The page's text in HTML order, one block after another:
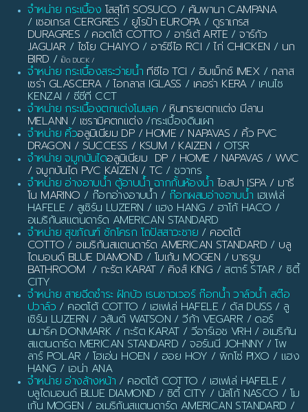
จำหน่าย กระเบื้อง โสสุโก้ SOSUCO / คัมพานา CAMPANA
/ เซอเกรส CERGRES / ยูโรป้า EUROPA/ ดูราเกรส
DURAGRES / คอตโต้ COTTO / อาร์เต้ ARTE /จาร์กัว
JAGUAR / ไชโย CHAIYO / อาร์ซีไอ RCI /ไก่ CHICKEN / นก
BIRD / เป็ด DUCK /
จำหน่าย กระเบื้องสระว่ายน้ำ ทีซีไอ TCI / อิมเม็กซ์ IMEX/ กลาส
เซร่า GLASCERA/ไอกลาส IGLASS / เคอร่า KERA/ เคนไซ
KENZAI / ซีซีที CCT
จำหน่าย กระเบื้องตกแต่งโมเสค / หินทรายตกแต่ง มีลาน
MELANN / เซรามิคตกแต่ง /กระเบื้องดินเผา
จำหน่าย คิ้วอลูมิเนียม DP / HOME / NAPAVAS / คิ้ว PVC
DRAGON / SUCCESS / KSUM / KAIZEN / OTSR
จำหน่าย จมูกบันไดอลูมิเนียม DP / HOME / NAPAVAS / WVC
/ จมูกบันได PVC KAIZEN / TC / ชวากร
จำหน่าย อ่างอาบน้ำ ตู้อาบน้ำ ฉากกั้นห้องน้ำ ไอสปา ISPA / มารี
โน MARINO / ก๊อกอ่างอาบน้ำ / ก๊อกผสมอ่างอาบน้ำ เฮเฟเล่
HAFELE / ลูเซิร์น LUZERN / แฮง HANG / ฮาโก้ HACO /
อเมริกันสแตนดาร์ด AMERICAN STANDARD
จำหน่าย สุขภัณฑ์ ชักโครก โถปัสสาวะชาย / คอตโต้
COTTO / อเมริกันสแตนดาร์ด AMERICAN STANDARD / บลู
ไดมอนด์ BLUE DIAMOND / โมเก้น MOGEN / บาธรูม
BATHROOM / กะรัต KARAT/ คิงส์ KING / สตาร์ STAR / ซิตี้
CITY
จำหน่าย สายฉีดชำระ ฝักบัว เรนชาวเวอร์ ก๊อกน้ำ วาล์วน้ำ สต๊อ
ปวาล์ว / คอตโต้ COTTO / เฮเฟเล่ HAFELE / ดัส DUSS / ลู
เซิร์น LUZERN / วสันต์ WATSON / วีก้า VEGARR / ดอร์
นมาร์ค DONMARK / กะรัต KARAT / วีอาร์เอช VRH / อเมริกัน
สแตนดาร์ด MERICAN STANDARD / จอร์นนี JOHNNY / โพ
ลาร์ POLAR / โฮเอ่น HOEN / ฮอย HOY / พิกโซ่ PIXO / แฮง
HANG / เอน่า ANA
จำหน่าย อ่างล้างหน้า / คอตโต้ COTTO / เฮเฟเล่ HAFELE /
บลูไดมอนด์ BLUE DIAMOND / ซิตี้ CITY / นัสโก้ NASCO / โม
เก้น MOGEN / อเมริกันสแตนดาร์ด AMERICAN STANDARD /